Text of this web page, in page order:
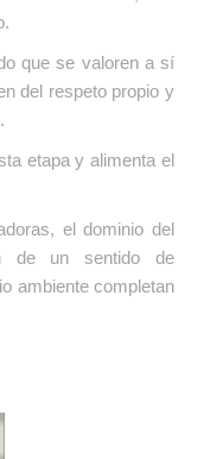
que se valoren a sí
del respeto propio y
etapa y alimenta el
el dominio del
de un sentido de
ambiente completan